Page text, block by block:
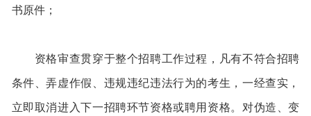
书原件；
资格审查贯穿于整个招聘工作过程，凡有不符合招聘
条件、弄虚作假、违规违纪违法行为的考生，一经查实，
立即取消进入下一招聘环节资格或聘用资格。对伪造、变